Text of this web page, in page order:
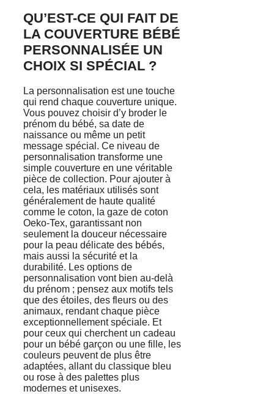
QU’EST-CE QUI FAIT DE
LA COUVERTURE BÉBÉ
PERSONNALISÉE UN
CHOIX SI SPÉCIAL ?
La personnalisation est une touche
qui rend chaque couverture unique.
Vous pouvez choisir d’y broder le
prénom du bébé, sa date de
naissance ou même un petit
message spécial. Ce niveau de
personnalisation transforme une
simple couverture en une véritable
pièce de collection. Pour ajouter à
cela, les matériaux utilisés sont
généralement de haute qualité
comme le coton, la gaze de coton
Oeko-Tex, garantissant non
seulement la douceur nécessaire
pour la peau délicate des bébés,
mais aussi la sécurité et la
durabilité. Les options de
personnalisation vont bien au-delà
du prénom ; pensez aux motifs tels
que des étoiles, des fleurs ou des
animaux, rendant chaque pièce
exceptionnellement spéciale. Et
pour ceux qui cherchent un cadeau
pour un bébé garçon ou une fille, les
couleurs peuvent de plus être
adaptées, allant du classique bleu
ou rose à des palettes plus
modernes et unisexes.